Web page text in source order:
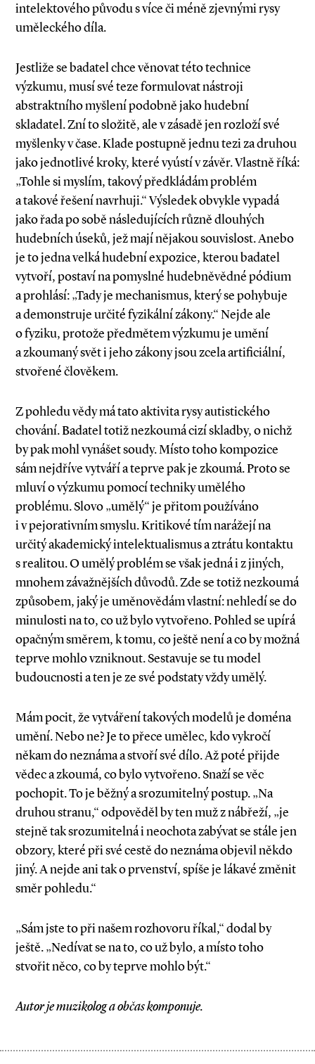
intelektového původu s více či méně zjevnými rysy
uměleckého díla.
Jestliže se badatel chce věnovat této technice
výzkumu, musí své teze formulovat nástroji
abstraktního myšlení podobně jako hudební
skladatel. Zní to složitě, ale v zásadě jen rozloží své
myšlenky v čase. Klade postupně jednu tezi za druhou
jako jednotlivé kroky, které vyústí v závěr. Vlastně říká:
„Tohle si myslím, takový předkládám problém
a takové řešení navrhuji.“ Výsledek obvykle vypadá
jako řada po sobě následujících různě dlouhých
hudebních úseků, jež mají nějakou souvislost. Anebo
je to jedna velká hudební expozice, kterou badatel
vytvoří, postaví na pomyslné hudebněvědné pódium
a prohlásí: „Tady je mechanismus, který se pohybuje
a demonstruje určité fyzikální zákony.“ Nejde ale
o fyziku, protože předmětem výzkumu je umění
a zkoumaný svět i jeho zákony jsou zcela artificiální,
stvořené člověkem.
Z pohledu vědy má tato aktivita rysy autistického
chování. Badatel totiž nezkoumá cizí skladby, o nichž
by pak mohl vynášet soudy. Místo toho kompozice
sám nejdříve vytváří a teprve pak je zkoumá. Proto se
mluví o výzkumu pomocí techniky umělého
problému. Slovo „umělý“ je přitom používáno
i v pejorativním smyslu. Kritikové tím narážejí na
určitý akademický intelektualismus a ztrátu kontaktu
s realitou. O umělý problém se však jedná i z jiných,
mnohem závažnějších důvodů. Zde se totiž nezkoumá
způsobem, jaký je uměnovědám vlastní: nehledí se do
minulosti na to, co už bylo vytvořeno. Pohled se upírá
opačným směrem, k tomu, co ještě není a co by možná
teprve mohlo vzniknout. Sestavuje se tu model
budoucnosti a ten je ze své podstaty vždy umělý.
Mám pocit, že vytváření takových modelů je doména
umění. Nebo ne? Je to přece umělec, kdo vykročí
někam do neznáma a stvoří své dílo. Až poté přijde
vědec a zkoumá, co bylo vytvořeno. Snaží se věc
pochopit. To je běžný a srozumitelný postup. „Na
druhou stranu,“ odpověděl by ten muž z nábřeží, „je
stejně tak srozumitelná i neochota zabývat se stále jen
obzory, které při své cestě do neznáma objevil někdo
jiný. A nejde ani tak o prvenství, spíše je lákavé změnit
směr pohledu.“
„Sám jste to při našem rozhovoru říkal,“ dodal by
ještě. „Nedívat se na to, co už bylo, a místo toho
stvořit něco, co by teprve mohlo být.“
Autor je muzikolog a občas komponuje.